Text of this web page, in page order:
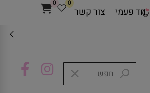
0 0
חד פעמי צור קשר